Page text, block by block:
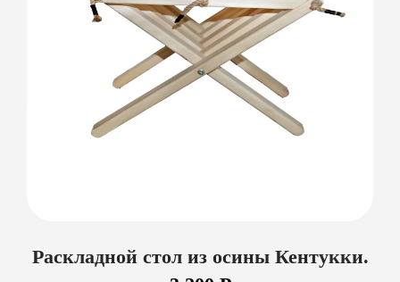
Раскладной стол из осины Кентукки.